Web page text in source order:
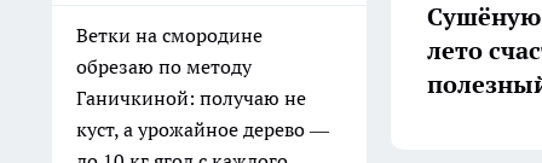
Ветки на смородине
обрезаю по методу
Ганичкиной: получаю не
куст, а урожайное дерево —
Сушёную
лето